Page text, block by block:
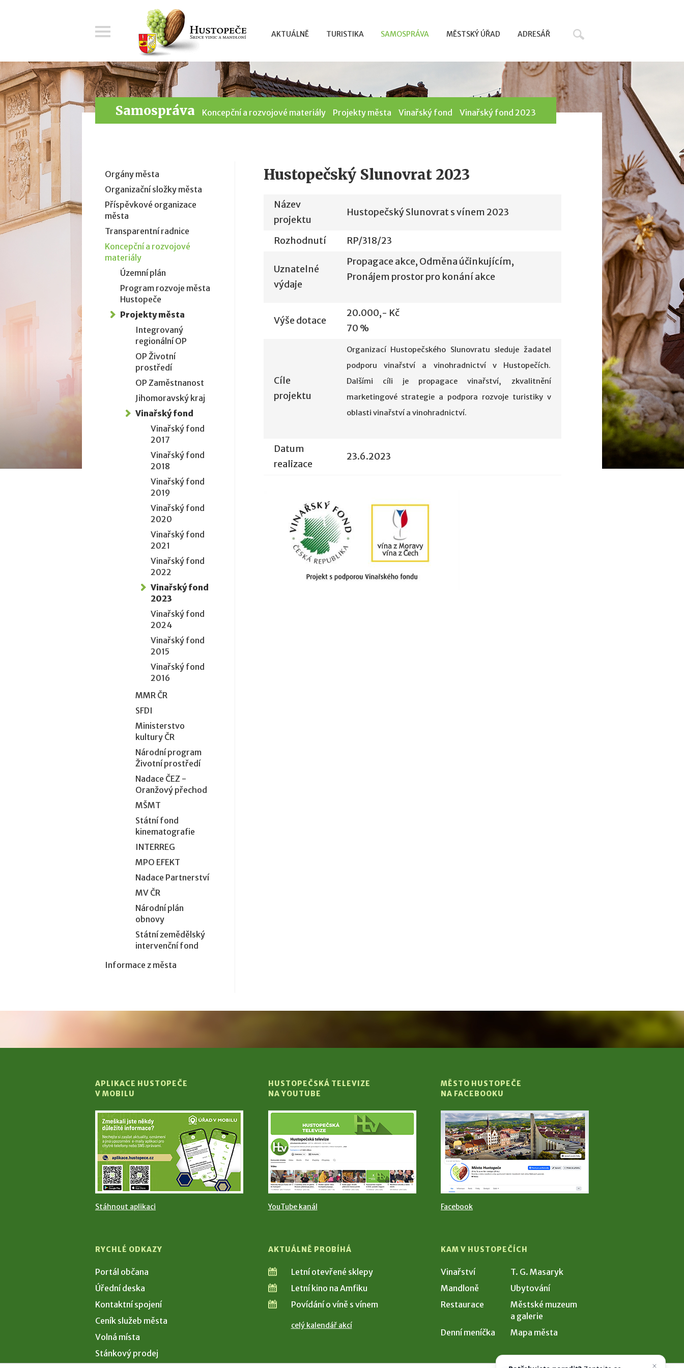
AKTUÁLNĚ TURISTIKA SAMOSPRÁVA MĚSTSKÝ ÚŘAD ADRESÁŘ
Samospráva Koncepční a rozvojové materiály Projekty města Vinařský fond Vinařský fond 2023
Hustopečský Slunovrat 2023
Název
projektu
Hustopečský Slunovrat s vínem 2023
Rozhodnutí RP/318/23
Uznatelné
výdaje
Propagace akce, Odměna účinkujícím,
Pronájem prostor pro konání akce
Výše dotace
20.000,- Kč
70 %
Cíle
projektu
Organizací Hustopečského Slunovratu sleduje žadatel
podporu vinařství a vinohradnictví v Hustopečích.
Dalšími cíli je propagace vinařství, zkvalitnění
marketingové strategie a podpora rozvoje turistiky v
oblasti vinařství a vinohradnictví.
Datum
realizace
23.6.2023
Orgány města
Organizační složky města
Příspěvkové organizace
města
Transparentní radnice
Koncepční a rozvojové
materiály
Územní plán
Program rozvoje města
Hustopeče
Projekty města
Integrovaný
regionální OP
OP Životní
prostředí
OP Zaměstnanost
Jihomoravský kraj
Vinařský fond
Vinařský fond
2017
Vinařský fond
2018
Vinařský fond
2019
Vinařský fond
2020
Vinařský fond
2021
Vinařský fond
2022
Vinařský fond
2023
Vinařský fond
2024
Vinařský fond
2015
Vinařský fond
2016
MMR ČR
SFDI
Ministerstvo
kultury ČR
Národní program
Životní prostředí
Nadace ČEZ -
Oranžový přechod
MŠMT
Státní fond
kinematografie
INTERREG
MPO EFEKT
Nadace Partnerství
MV ČR
Národní plán
obnovy
Státní zemědělský
intervenční fond
Informace z města
APLIKACE HUSTOPEČE
V MOBILU
Stáhnout aplikaci
HUSTOPEČSKÁ TELEVIZE
NA YOUTUBE
YouTube kanál
MĚSTO HUSTOPEČE
NA FACEBOOKU
Facebook
RYCHLÉ ODKAZY
Portál občana
Úřední deska
Kontaktní spojení
Ceník služeb města
Volná místa
Stánkový prodej
AKTUÁLNĚ PROBÍHÁ
Letní otevřené sklepy
Letní kino na Amfiku
Povídání o víně s vínem
celý kalendář akcí
KAM V HUSTOPEČÍCH
Vinařství
T. G. Masaryk
Mandloně
Ubytování
Restaurace
Městské muzeum
a galerie
Denní meníčka
Mapa města